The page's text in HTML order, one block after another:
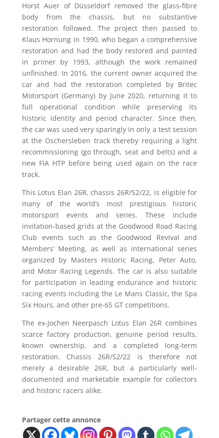
Horst Auer of Düsseldorf removed the glass-fibre
body from the chassis, but no substantive
restoration followed. The project then passed to
Klaus Hornung in 1990, who began a comprehensive
restoration and had the body restored and painted
in primer by 1993, although the work remained
unfinished. In 2016, the current owner acquired the
car and had the restoration completed by Britec
Motorsport (Germany) by June 2020, returning it to
full operational condition while preserving its
historic identity and period character. Since then,
the car was used very sparingly in only a test session
at the Oschersleben track thereby requiring a light
recommissioning (go through, seat and belts) and a
new FIA HTP before being used again on the race
track.
This Lotus Elan 26R, chassis 26R/S2/22, is eligible for
many of the world’s most prestigious historic
motorsport events and series. These include
invitation-based grids at the Goodwood Road Racing
Club events such as the Goodwood Revival and
Members’ Meeting, as well as international series
organized by Masters Historic Racing, Peter Auto,
and Motor Racing Legends. The car is also suitable
for participation in leading endurance and historic
racing events including the Le Mans Classic, the Spa
Six Hours, and other pre-65 GT competitions.
The ex-Jochen Neerpasch Lotus Elan 26R combines
scarce factory production, genuine period results,
known ownership, and a completed long-term
restoration. Chassis 26R/S2/22 is therefore not
merely a desirable 26R, but a particularly well-
documented and marketable example for collectors
and historic racers alike.
Partager cette annonce